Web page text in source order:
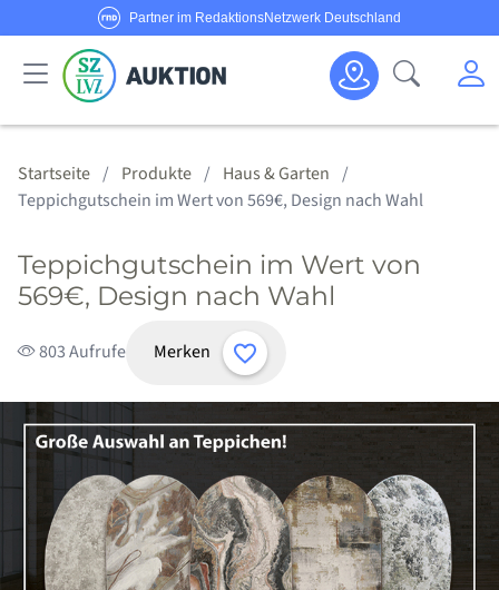
Partner im RedaktionsNetzwerk Deutschland
Sie haben Fragen oder möchten Anbieter werden?
Senden Sie uns eine
oder rufen Sie uns an!
Suche
Kategorien
Haus & Garten
Schmuck & Uhren
Körper & Seele
Sport & Freizeit
Alle Anbieter
Alle Angebote
Startseite Produkte
Haus & Garten
Teppichgutschein im Wert von 569€, Design nach Wahl
Teppichgutschein im Wert von
569€, Design nach Wahl
803 Aufrufe Merken